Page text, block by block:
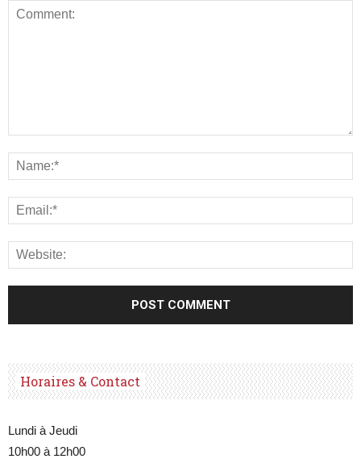
Horaires & Contact
Lundi à Jeudi
10h00 à 12h00